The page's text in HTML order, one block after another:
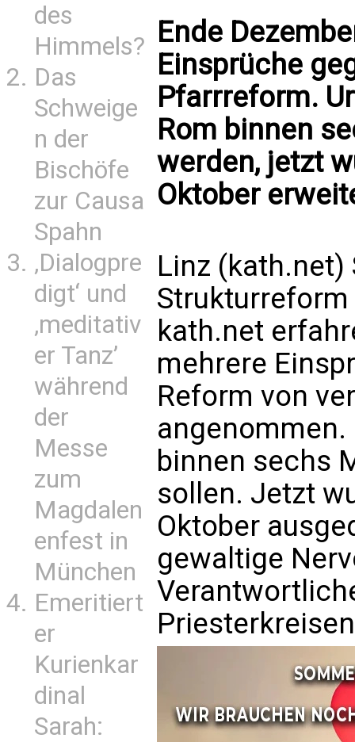
des
Himmels?
Das
Schweige
n der
Bischöfe
zur Causa
Spahn
‚Dialogpre
digt‘ und
‚meditativ
er Tanz’
während
der
Messe
zum
Magdalen
enfest in
München
Emeritiert
er
Kurienkar
dinal
Sarah:
Ende
Einsprüche
Pfarrreform.
Rom binnen
werden, jetzt
Oktober
Linz (kath.net)
Strukturreform
kath.net
mehrere
Reform von
binnen sechs
sollen. Jetzt
Oktober
gewaltige